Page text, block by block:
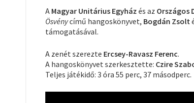
A Magyar Unitárius Egyház és az Országos
Ösvénycímű hangoskönyvet, Bogdán Zsolt
támogatásával.
A zenét szerezte Ercsey-Ravasz Ferenc.
A hangoskönyvet szerkesztette: Czire
Teljes játékidő: 3 óra 55 perc, 37 másodperc.